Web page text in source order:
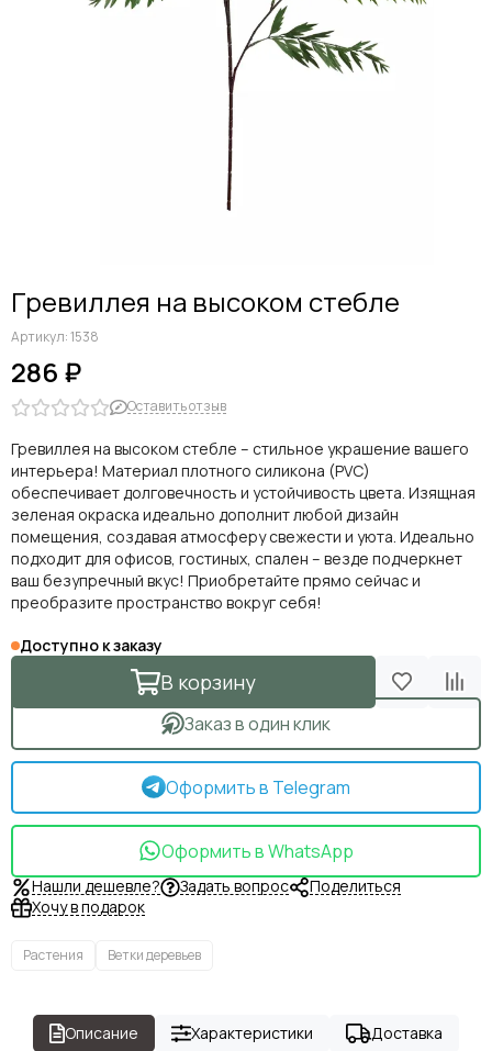
Гревиллея на высоком стебле
Артикул:1538
286 ₽
Оставить отзыв
Гревиллея на высоком стебле – стильное украшение вашего
интерьера! Материал плотного силикона (PVC)
обеспечивает долговечность и устойчивость цвета. Изящная
зеленая окраска идеально дополнит любой дизайн
помещения, создавая атмосферу свежести и уюта. Идеально
подходит для офисов, гостиных, спален – везде подчеркнет
ваш безупречный вкус! Приобретайте прямо сейчас и
преобразите пространство вокруг себя!
Доступно к заказу
В корзину
Заказ в один клик
Оформить в Telegram
Оформить в WhatsApp
Нашли дешевле? Задать вопрос
Поделиться
Хочу в подарок
Растения Ветки деревьев
Описание Характеристики
Доставка